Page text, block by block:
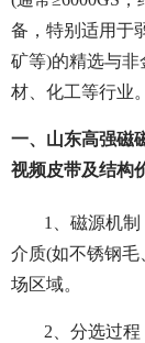
备，特别适用于
矿等)的精选与
材、化工等行业。
一、山东高强磁
视频皮带及结构
1、 磁源机制
介质(如不锈钢毛
场区域。
2、分选过程